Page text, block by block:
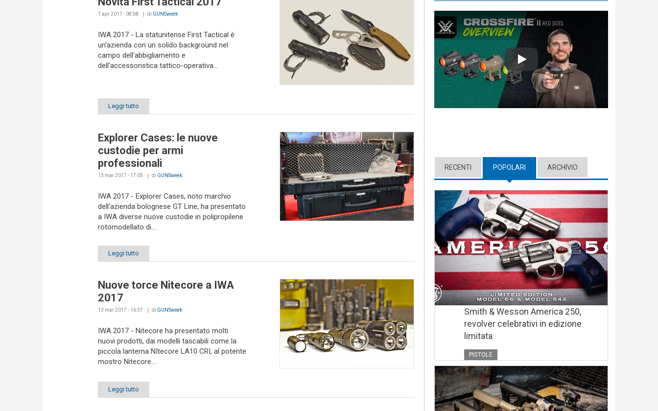
1 apr 2017 - 08:58 di GUNSweek
IWA 2017 - La statunitense First Tactical è
un'azienda con un solido background nel
campo dell'abbigliamento e
dell'accessoristica tattico-operativa...
Leggi tutto
Explorer Cases: le nuove
custodie per armi
professionali
13 mar 2017 - 17:05 di GUNSweek
IWA 2017 - Explorer Cases, noto marchio
dell'azienda bolognese GT Line, ha presentato
a IWA diverse nuove custodie in polipropilene
rotomodellato di...
Leggi tutto
Nuove torce Nitecore a IWA
2017
13 mar 2017 - 16:37 di GUNSweek
IWA 2017 - Nitecore ha presentato molti
nuovi prodotti, dai modelli tascabili come la
piccola lanterna NItecore LA10 CRI, al potente
mostro Nitecore...
Leggi tutto
Play
RECENTI POPOLARI (ACTIVE TAB)
ARCHIVIO
Smith & Wesson America 250,
revolver celebrativi in edizione
limitata
PISTOLE